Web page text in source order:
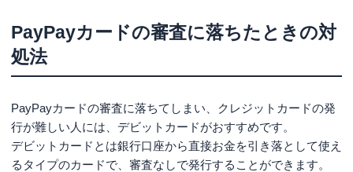
PayPayカードの審査に落ちたときの対
処法
PayPayカードの審査に落ちてしまい、クレジットカードの発
行が難しい人には、デビットカードがおすすめです。
デビットカードとは銀行口座から直接お金を引き落として使え
るタイプのカードで、審査なしで発行することができます。